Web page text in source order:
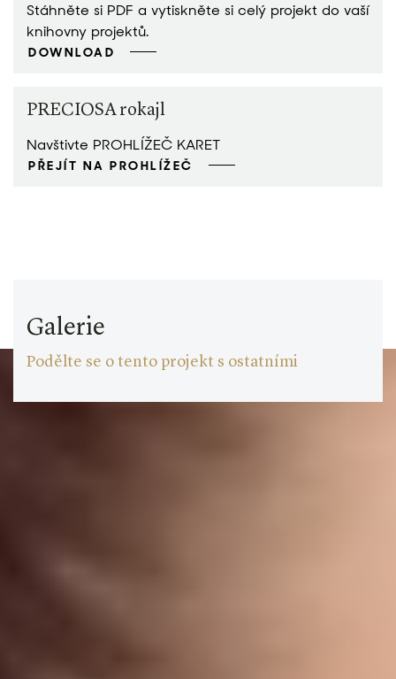
Stáhněte si PDF a vytiskněte si celý projekt do vaší
knihovny projektů.
DOWNLOAD
PRECIOSA rokajl
Navštivte PROHLÍŽEČ KARET
PŘEJÍT NA PROHLÍŽEČ
Galerie
Podělte se o tento projekt s ostatními